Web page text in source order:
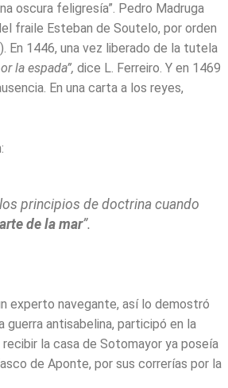
oscura feligresía”. Pedro Madruga
fraile Esteban de Soutelo, por orden
En 1446, una vez liberado de la tutela
la espada”, dice L. Ferreiro. Y en 1469
En una carta a los reyes,
principios de doctrina cuando
de la mar”.
experto navegante, así lo demostró
guerra antisabelina, participó en la
la casa de Sotomayor ya poseía
de Aponte, por sus correrías por la